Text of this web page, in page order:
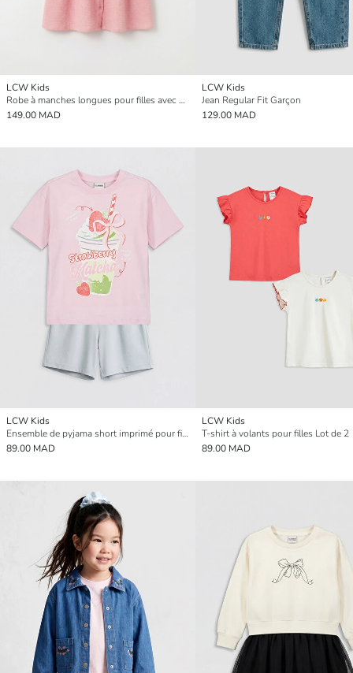
LCW Kids
Robe à manches longues pour filles avec col Claudine
149.00 MAD
LCW Kids
Jean Regular Fit Garçon
129.00 MAD
LCW Kids
Ensemble de pyjama short imprimé pour fille
89.00 MAD
LCW Kids
T-shirt à volants pour filles Lot de 2
89.00 MAD